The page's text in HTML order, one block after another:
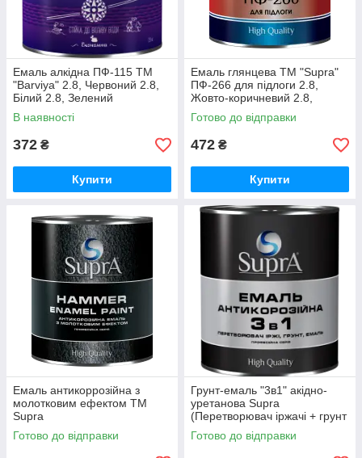
Емаль алкідна ПФ-115 ТМ
"Barviya" 2.8, Червоний 2.8,
Білий 2.8, Зелений
В наявності
372 ₴
Купити
Емаль глянцева ТМ "Supra"
ПФ-266 для підлоги 2.8,
Жовто-коричневий 2.8,
Червоно-коричневий
Готово до відправки
472 ₴
Купити
Емаль антикоррозійна з
молотковим ефектом ТМ
Supra
Готово до відправки
Грунт-емаль "3в1" акідно-
уретанова Supra
(Перетворювач іржачі + грунт
+ емаль)
Готово до відправки